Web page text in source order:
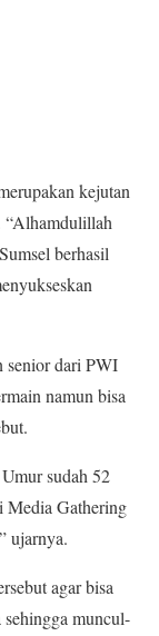
kejutan
berhasil
senior dari PWI
namun bisa
sudah 52
Media Gathering
ujarnya.
agar bisa
muncul-